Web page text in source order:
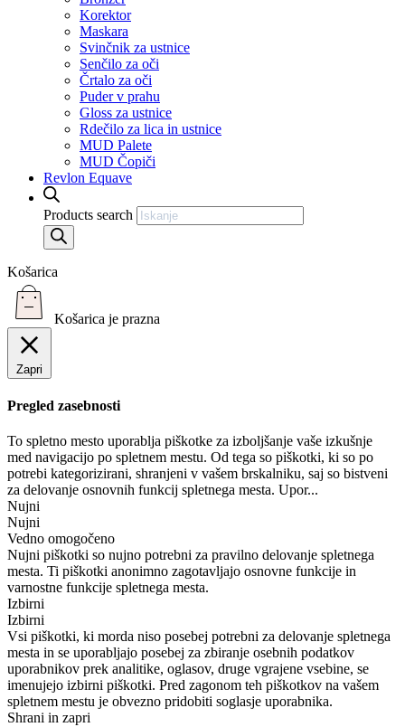
Korektor
Maskara
Svinčnik za ustnice
Senčilo za oči
Črtalo za oči
Puder v prahu
Gloss za ustnice
Rdečilo za lica in ustnice
MUD Palete
MUD Čopiči
Revlon Equave
Products search
Košarica
Košarica je prazna
Zapri
Pregled zasebnosti
To spletno mesto uporablja piškotke za izboljšanje vaše izkušnje
med navigacijo po spletnem mestu. Od tega so piškotki, ki so po
potrebi kategorizirani, shranjeni v vašem brskalniku, saj so bistveni
za delovanje osnovnih funkcij spletnega mesta. Upor...
Nujni
Nujni
Vedno omogočeno
Nujni piškotki so nujno potrebni za pravilno delovanje spletnega
mesta. Ti piškotki anonimno zagotavljajo osnovne funkcije in
varnostne funkcije spletnega mesta.
Izbirni
Izbirni
Vsi piškotki, ki morda niso posebej potrebni za delovanje spletnega
mesta in se uporabljajo posebej za zbiranje osebnih podatkov
uporabnikov prek analitike, oglasov, druge vgrajene vsebine, se
imenujejo izbirni piškotki. Pred zagonom teh piškotkov na vašem
spletnem mestu je obvezno pridobiti soglasje uporabnika.
Shrani in zapri